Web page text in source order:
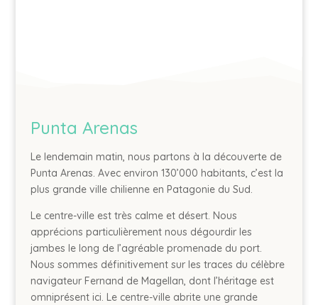
Punta Arenas
Le lendemain matin, nous partons à la découverte de
Punta Arenas. Avec environ 130’000 habitants, c’est la
plus grande ville chilienne en Patagonie du Sud.
Le centre-ville est très calme et désert. Nous
apprécions particulièrement nous dégourdir les
jambes le long de l’agréable promenade du port.
Nous sommes définitivement sur les traces du célèbre
navigateur Fernand de Magellan, dont l’héritage est
omniprésent ici. Le centre-ville abrite une grande